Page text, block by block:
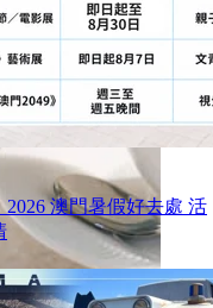
澳門暑假好去處 活